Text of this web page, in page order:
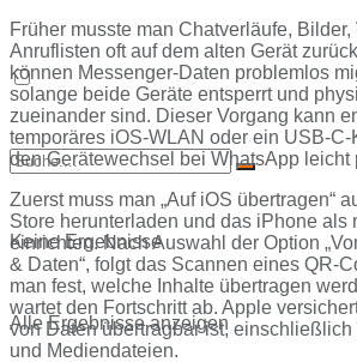
Keine Ergebnisse
Alle Ergebnisse anzeigen
Früher musste man Chatverläufe, Bilder,
Anruflisten oft auf dem alten Gerät
können Messenger-Daten problemlos
solange beide Geräte entsperrt und
zueinander sind. Dieser Vorgang kann
temporäres iOS-WLAN oder ein USB-
den Gerätewechsel bei WhatsApp leicht
Zuerst muss man „Auf iOS übertragen“
Store herunterladen und das iPhone als
einrichten. Nach Auswahl der Option
& Daten“, folgt das Scannen eines QR-
man fest, welche Inhalte übertragen
wartet den Fortschritt ab. Apple
von Daten übertragbar ist,
und Mediendateien.